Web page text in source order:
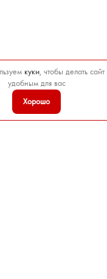
куки, чтобы делать сайт
удобным для вас
Хорошо